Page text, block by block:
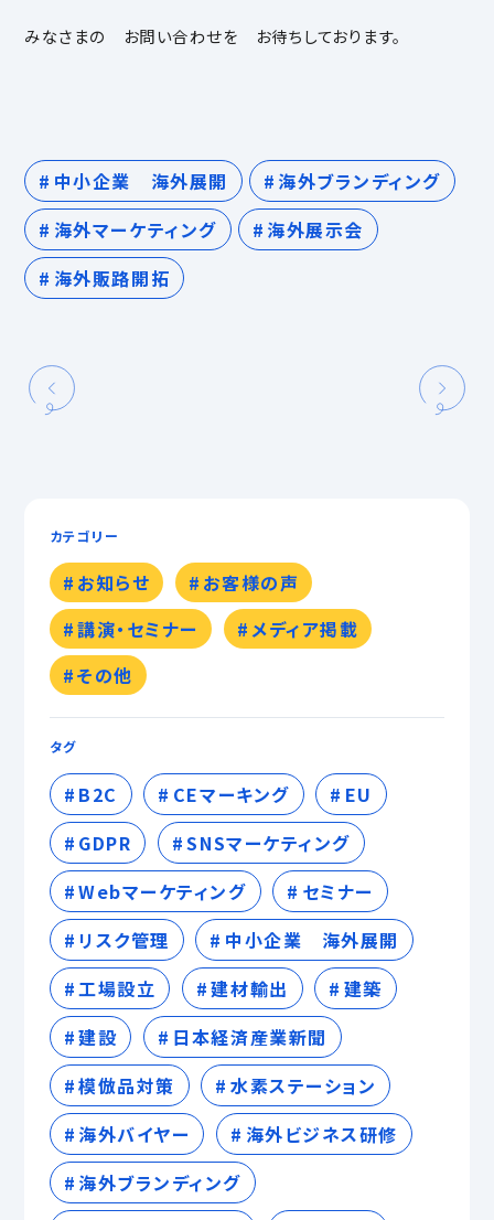
みなさまの お問い合わせを お待ちしております。
中小企業 海外展開
海外ブランディング
海外マーケティング
海外展示会
海外販路開拓
カテゴリー
お知らせ
お客様の声
講演・セミナー
メディア掲載
その他
タグ
B2C CEマーキング
EU
GDPR
SNSマーケティング
Webマーケティング
セミナー
リスク管理
中小企業 海外展開
工場設立
建材輸出
建築
建設
日本経済産業新聞
模倣品対策
水素ステーション
海外バイヤー
海外ビジネス研修
海外ブランディング